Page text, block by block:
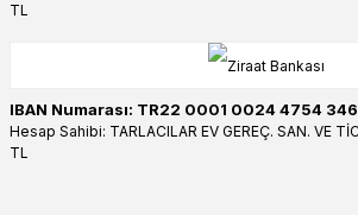
TL
IBAN Numarası: TR22 0001 0024 4754
Hesap Sahibi: TARLACILAR EV GEREÇ. SAN. VE
TL